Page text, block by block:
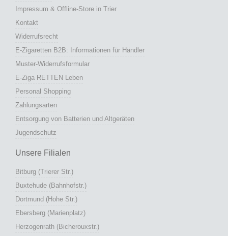
Impressum & Offline-Store in Trier
Kontakt
Widerrufsrecht
E-Zigaretten B2B: Informationen für Händler
Muster-Widerrufsformular
E-Ziga RETTEN Leben
Personal Shopping
Zahlungsarten
Entsorgung von Batterien und Altgeräten
Jugendschutz
Unsere Filialen
Bitburg (Trierer Str.)
Buxtehude (Bahnhofstr.)
Dortmund (Hohe Str.)
Ebersberg (Marienplatz)
Herzogenrath (Bicherouxstr.)